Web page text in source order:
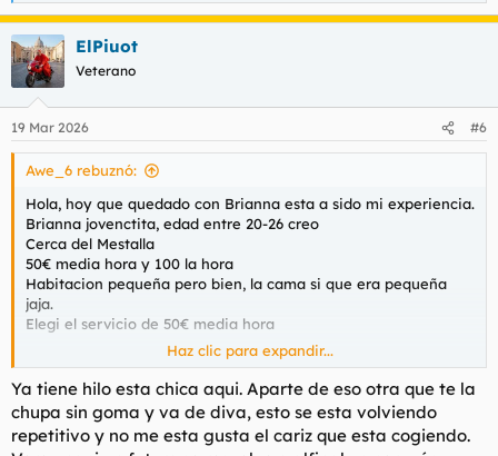
e
a
c
c
i
e
s
ElPiuot
Veterano
19 Mar 2026 #6
Awe_6 rebuznó:
Hola, hoy que quedado con Brianna esta a sido mi experiencia.
Brianna jovenctita, edad entre 20-26 creo
Cerca del Mestalla
50€ media hora y 100 la hora
Habitacion pequeña pero bien, la cama si que era pequeña
jaja.
Elegi el servicio de 50€ media hora
Estaba en la tienda como siempre currando y derepente me
dio un calenton jaja.
Entro en ValenciaCitas y me encuentro con esta chica.
Una vez dentro me abre la puerta, chica delgadita buen
cuerpo, de cara no tanto.
Haz clic para expandir...
Ya tiene hilo esta chica aqui. Aparte de eso otra que te la
chupa sin goma y va de diva, esto se esta volviendo
repetitivo y no me esta gusta el cariz que esta cogiendo.